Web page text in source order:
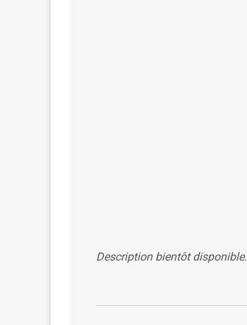
Description bientôt disponible.